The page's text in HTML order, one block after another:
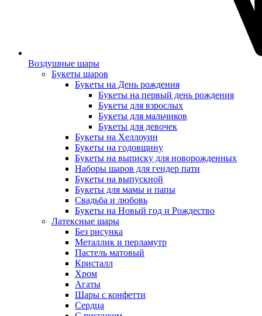
Воздушные шары
Букеты шаров
Букеты на День рождения
Букеты на первый день рождения
Букеты для взрослых
Букеты для мальчиков
Букеты для девочек
Букеты на Хеллоуин
Букеты на годовщину
Букеты на выписку для новорожденных
Наборы шаров для гендер пати
Букеты на выпускной
Букеты для мамы и папы
Свадьба и любовь
Букеты на Новый год и Рождество
Латексные шары
Без рисунка
Металлик и перламутр
Пастель матовый
Кристалл
Хром
Агаты
Шары с конфетти
Сердца